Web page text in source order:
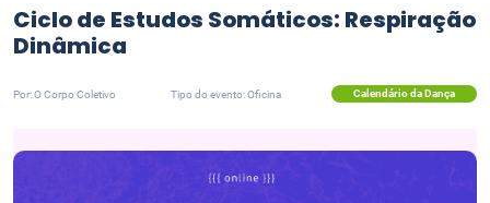
Ciclo de Estudos Somáticos: Respiração
Dinâmica
Por: O Corpo Coletivo Tipo do evento: Oficina Calendário da Dança